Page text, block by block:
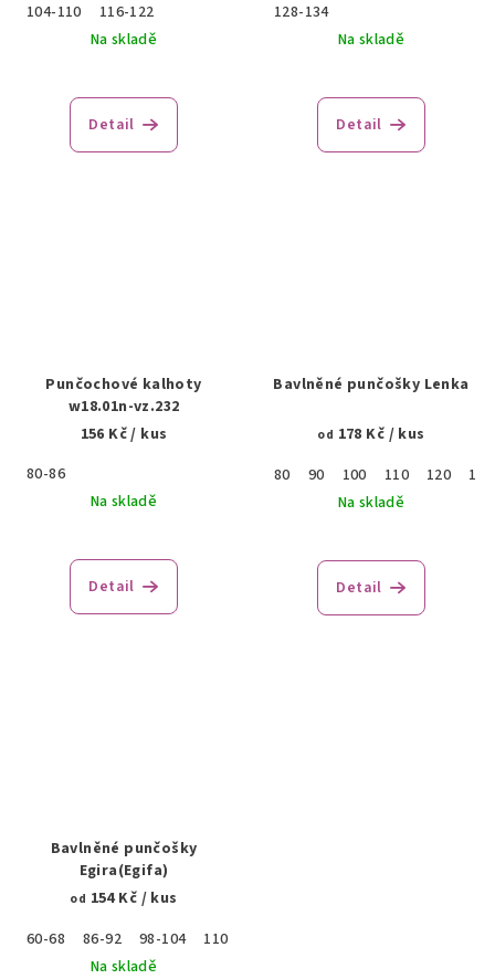
104-110
116-122
Na skladě
Detail
128-134
Na skladě
Detail
Punčochové kalhoty
w18.01n-vz.232
156 Kč/ kus
80-86
Na skladě
Detail
Bavlněné punčošky Lenka
od 178 Kč / kus
80
90 100 110 120
130
Na skladě
hodnocení
produktu
Detail
Bavlněné punčošky
Egira(Egifa)
od 154 Kč / kus
60-68
86-92 98-104 110-116
Na skladě